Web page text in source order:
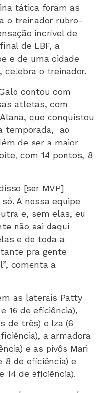
tática foram as
o treinador rubro-
incrível de
de LBF, a
e de uma cidade
celebra o treinador.
contou com
atletas, com
que conquistou
temporada, ao
de ser a maior
com 14 pontos, 8
[ser MVP]
A nossa equipe
e, sem elas, eu
não sai daqui
e de toda a
pra gente
comenta a
as laterais Patty
16 de eficiência),
de três) e Iza (6
a armadora
e as pivôs Mari
8 de eficiência) e
14 de eficiência).